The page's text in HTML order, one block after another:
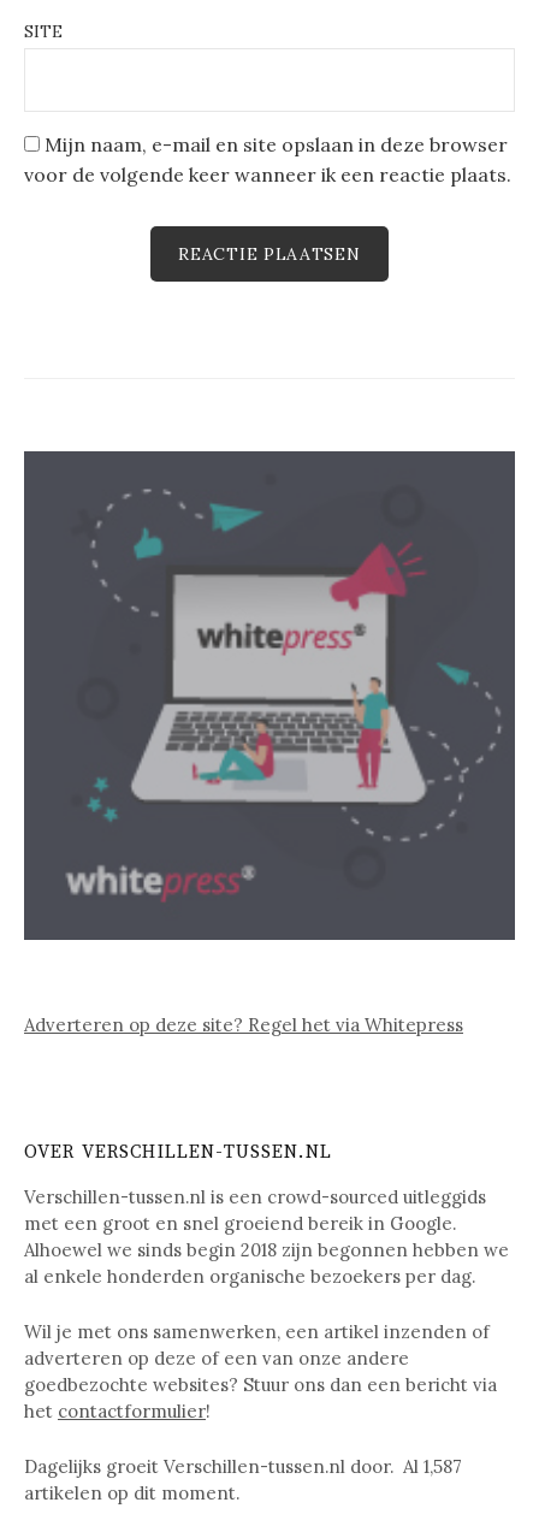
SITE
Mijn naam, e-mail en site opslaan in deze browser
voor de volgende keer wanneer ik een reactie plaats.
Adverteren op deze site? Regel het via Whitepress
OVER VERSCHILLEN-TUSSEN.NL
Verschillen-tussen.nl is een crowd-sourced uitleggids
met een groot en snel groeiend bereik in Google.
Alhoewel we sinds begin 2018 zijn begonnen hebben we
al enkele honderden organische bezoekers per dag.
Wil je met ons samenwerken, een artikel inzenden of
adverteren op deze of een van onze andere
goedbezochte websites? Stuur ons dan een bericht via
het contactformulier!
Dagelijks groeit Verschillen-tussen.nl door. Al 1,587
artikelen op dit moment.